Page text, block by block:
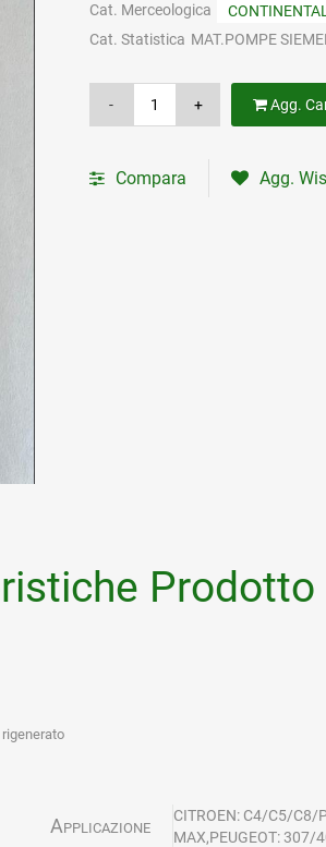
Cat. Merceologica
CONTINENTAL
Cat. Statistica MAT.POMPE
Agg.
Compara Agg.
Prodotto
Applicazione
CITROEN: C4/C5/C8/
MAX,PEUGEOT: